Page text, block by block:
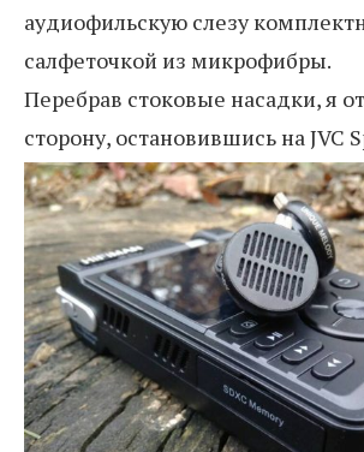
аудиофильскую слезу
салфеточкой из микрофибры.
Перебрав стоковые насадки, я
сторону, остановившись на JVC